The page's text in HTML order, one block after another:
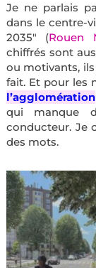
Je ne parlais
dans le centre-
2035″ (Rouen
chiffrés sont
ou motivants, ils
fait. Et pour les
l’agglomération
qui manque
conducteur. Je
des mots.